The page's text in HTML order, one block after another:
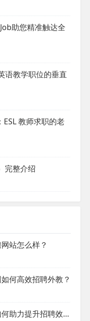
助您精准触达全
语教学职位的垂直
教师求职的老
完整介绍
站怎么样？
何高效招聘外教？
招聘外教，聘外网如何助力提升招聘效率？